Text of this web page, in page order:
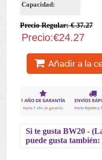
Capacidad:
Precio Regular: € 37.27
Precio:€24.27
Si te gusta BW20 -
puede gusta también: